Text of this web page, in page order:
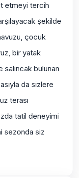
etmeyi tercih
şekilde
çocuk
bir yatak
salıncak bulunan
da sizlere
terası
tatil deneyimi
sezonda siz